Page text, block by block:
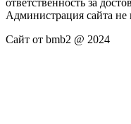
Администрация сайта не
Сайт от bmb2 @ 2024